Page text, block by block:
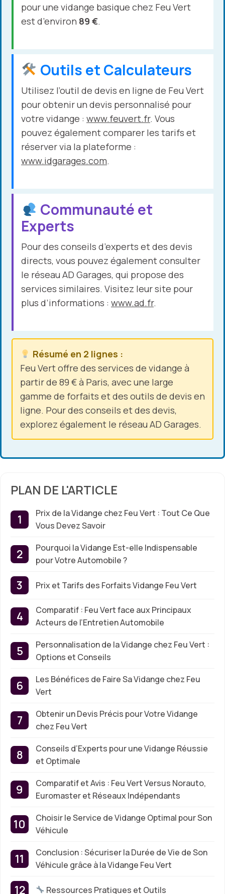
pour une vidange basique chez Feu Vert
est d’environ 89 €.
Outils et Calculateurs
Utilisez l’outil de devis en ligne de Feu Vert
pour obtenir un devis personnalisé pour
votre vidange : www.feuvert.fr. Vous
pouvez également comparer les tarifs et
réserver via la plateforme :
www.idgarages.com.
Communauté et
Experts
Pour des conseils d’experts et des devis
directs, vous pouvez également consulter
le réseau AD Garages, qui propose des
services similaires. Visitez leur site pour
plus d’informations : www.ad.fr.
Résumé en 2 lignes :
Feu Vert offre des services de vidange à
partir de 89 € à Paris, avec une large
gamme de forfaits et des outils de devis en
ligne. Pour des conseils et des devis,
explorez également le réseau AD Garages.
PLAN DE L'ARTICLE
Prix de la Vidange chez Feu Vert : Tout Ce Que
Vous Devez Savoir
Pourquoi la Vidange Est-elle Indispensable
pour Votre Automobile ?
Prix et Tarifs des Forfaits Vidange Feu Vert
Comparatif : Feu Vert face aux Principaux
Acteurs de l’Entretien Automobile
Personnalisation de la Vidange chez Feu Vert :
Options et Conseils
Les Bénéfices de Faire Sa Vidange chez Feu
Vert
Obtenir un Devis Précis pour Votre Vidange
chez Feu Vert
Conseils d’Experts pour une Vidange Réussie
et Optimale
Comparatif et Avis : Feu Vert Versus Norauto,
Euromaster et Réseaux Indépendants
Choisir le Service de Vidange Optimal pour Son
Véhicule
Conclusion : Sécuriser la Durée de Vie de Son
Véhicule grâce à la Vidange Feu Vert
Ressources Pratiques et Outils